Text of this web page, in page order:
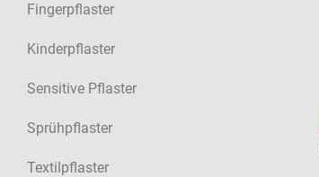
Fingerpflaster
Kinderpflaster
Sensitive Pflaster
Sprühpflaster
Textilpflaster